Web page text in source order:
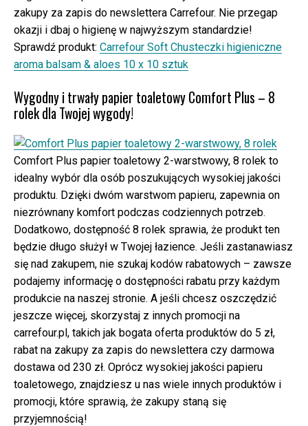
zakupy za zapis do newslettera Carrefour. Nie przegap
okazji i dbaj o higienę w najwyższym standardzie!
Sprawdź produkt: Carrefour Soft Chusteczki higieniczne
aroma balsam & aloes 10 x 10 sztuk
Wygodny i trwały papier toaletowy Comfort Plus – 8
rolek dla Twojej wygody!
Comfort Plus papier toaletowy 2-warstwowy, 8 rolek to
idealny wybór dla osób poszukujących wysokiej jakości
produktu. Dzięki dwóm warstwom papieru, zapewnia on
niezrównany komfort podczas codziennych potrzeb.
Dodatkowo, dostępność 8 rolek sprawia, że produkt ten
będzie długo służył w Twojej łazience. Jeśli zastanawiasz
się nad zakupem, nie szukaj kodów rabatowych – zawsze
podajemy informację o dostępności rabatu przy każdym
produkcie na naszej stronie. A jeśli chcesz oszczędzić
jeszcze więcej, skorzystaj z innych promocji na
carrefour.pl, takich jak bogata oferta produktów do 5 zł,
rabat na zakupy za zapis do newslettera czy darmowa
dostawa od 230 zł. Oprócz wysokiej jakości papieru
toaletowego, znajdziesz u nas wiele innych produktów i
promocji, które sprawią, że zakupy staną się
przyjemnością!